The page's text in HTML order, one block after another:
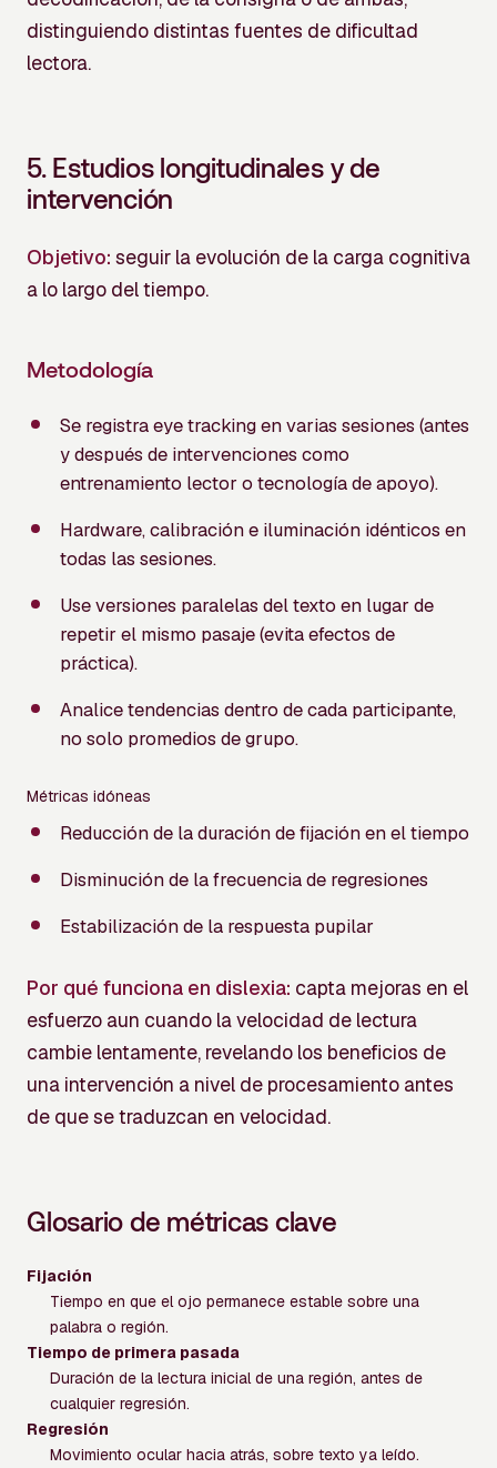
distinguiendo distintas fuentes de dificultad
lectora.
5. Estudios longitudinales y de
intervención
Objetivo: seguir la evolución de la carga cognitiva
a lo largo del tiempo.
Metodología
Se registra eye tracking en varias sesiones (antes
y después de intervenciones como
entrenamiento lector o tecnología de apoyo).
Hardware, calibración e iluminación idénticos en
todas las sesiones.
Use versiones paralelas del texto en lugar de
repetir el mismo pasaje (evita efectos de
práctica).
Analice tendencias dentro de cada participante,
no solo promedios de grupo.
Métricas idóneas
Reducción de la duración de fijación en el tiempo
Disminución de la frecuencia de regresiones
Estabilización de la respuesta pupilar
Por qué funciona en dislexia: capta mejoras en el
esfuerzo aun cuando la velocidad de lectura
cambie lentamente, revelando los beneficios de
una intervención a nivel de procesamiento antes
de que se traduzcan en velocidad.
Glosario de métricas clave
Fijación
Tiempo en que el ojo permanece estable sobre una
palabra o región.
Tiempo de primera pasada
Duración de la lectura inicial de una región, antes de
cualquier regresión.
Regresión
Movimiento ocular hacia atrás, sobre texto ya leído.